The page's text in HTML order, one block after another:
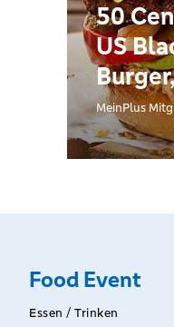
50
US
Vorrat
MeinPlus
Food Event
Essen / Trinken